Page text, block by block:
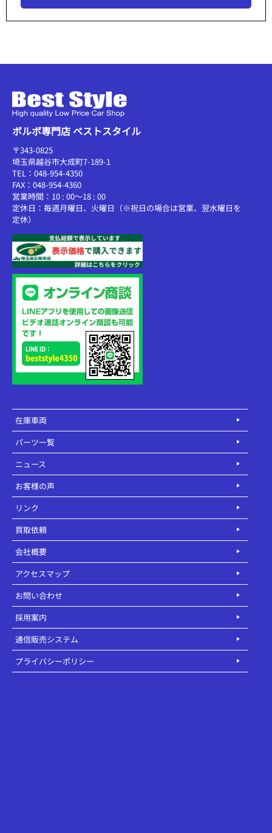
ボルボ専門店 ベストスタイル
〒343-0825
埼玉県越谷市大成町7-189-1
TEL：048-954-4350
FAX：048-954-4360
営業時間：10 : 00～18 : 00
定休日：毎週月曜日、火曜日（※祝日の場合は営業、翌水曜日を
定休）
在庫車両
パーツ一覧
ニュース
お客様の声
リンク
買取依頼
会社概要
アクセスマップ
お問い合わせ
採用案内
通信販売システム
プライバシーポリシー